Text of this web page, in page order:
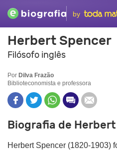
by
Herbert Spencer
Filósofo inglês
Por Dilva Frazão
Biblioteconomista e professora
Biografia de
Herbert Spencer (1820-1903)